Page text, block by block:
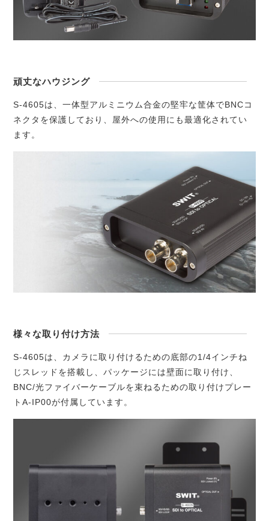
頑丈なハウジング
S-4605は、一体型アルミニウム合金の堅牢な筐体でBNCコ
ネクタを保護しており、屋外への使用にも最適化されてい
ます。
様々な取り付け方法
S-4605は、カメラに取り付けるための底部の1/4インチね
じスレッドを搭載し、パッケージには壁面に取り付け、
BNC/光ファイバーケーブルを束ねるための取り付けプレー
トA-IP00が付属しています。